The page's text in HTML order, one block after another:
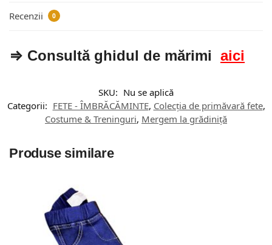
Recenzii 0
⇒ Consultă ghidul de mărimi aici
SKU: Nu se aplică
Categorii: FETE - ÎMBRĂCĂMINTE, Colecția de primăvară fete,
Costume & Treninguri, Mergem la grădiniță
Produse similare